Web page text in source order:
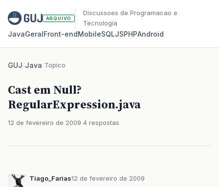
ARQUIVO
Discussoes de Programacao e
Tecnologia
JavaGeralFront‑endMobileSQLJSPHPAndroid
GUJ/Java/Topico
Cast em Null?
RegularExpression.java
12 de fevereiro de 2009 4 respostas
Tiago_Farias12 de fevereiro de 2009